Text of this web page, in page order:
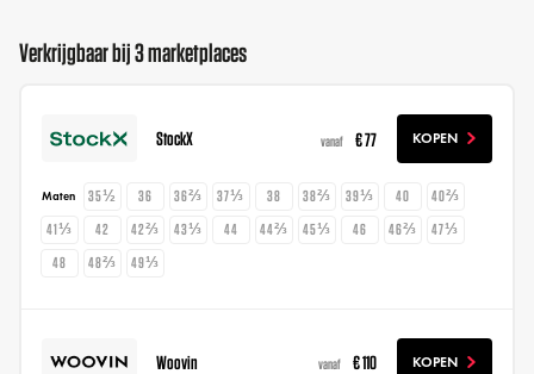
Verkrijgbaar bij 3 marketplaces
StockX vanaf € 77 KOPEN
Maten 35½ 36 36⅔ 37⅓ 38 38⅔ 39⅓ 40
40⅔
41⅓
42 42⅔ 43⅓ 44 44⅔ 45⅓ 46 46⅔
47⅓
48
48⅔ 49⅓
Woovin vanaf € 110 KOPEN